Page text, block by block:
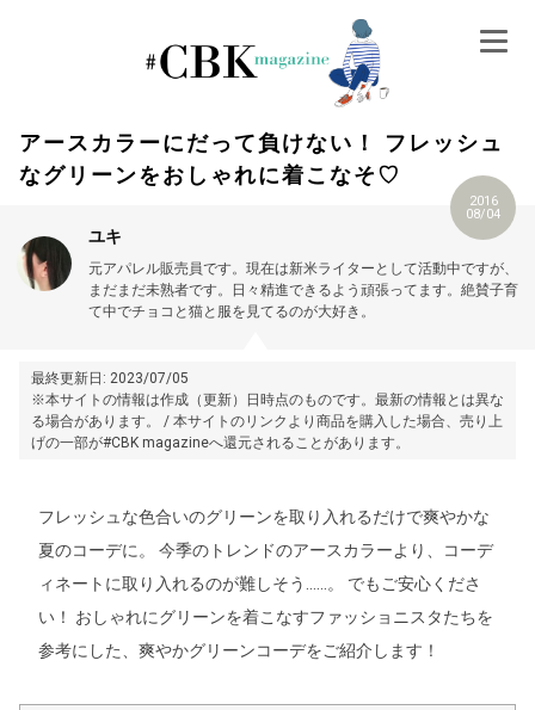
アースカラーにだって負けない！ フレッシュ
なグリーンをおしゃれに着こなそ♡
2016
08/04
ユキ
元アパレル販売員です。現在は新米ライターとして活動中ですが、
まだまだ未熟者です。日々精進できるよう頑張ってます。絶賛子育
て中でチョコと猫と服を見てるのが大好き。
最終更新日: 2023/07/05
※本サイトの情報は作成（更新）日時点のものです。最新の情報とは異な
る場合があります。 / 本サイトのリンクより商品を購入した場合、売り上
げの一部が#CBK magazineへ還元されることがあります。
フレッシュな色合いのグリーンを取り入れるだけで爽やかな
夏のコーデに。 今季のトレンドのアースカラーより、コーデ
ィネートに取り入れるのが難しそう……。 でもご安心くださ
い！ おしゃれにグリーンを着こなすファッショニスタたちを
参考にした、爽やかグリーンコーデをご紹介します！